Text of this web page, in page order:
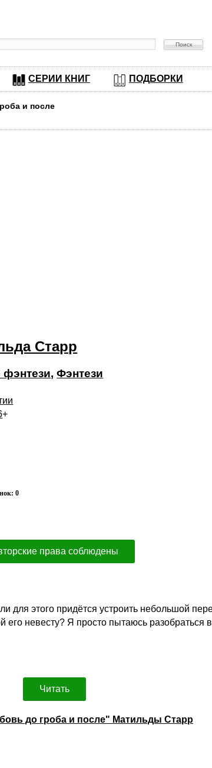
СЕРИИ КНИГ ПОДБОРКИ
и после
Старр
,Фэнтези
+
0
права соблюдены
для этого придётся устроить небольшой
невесту? Я просто пытаюсь разобраться
Читать
до гроба и после" Матильды Старр